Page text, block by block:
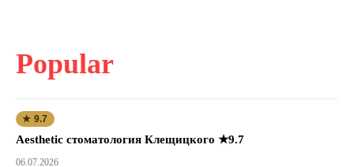
Popular
★ 9.7
Aesthetic стоматология Клещицкого ★9.7
06.07.2026